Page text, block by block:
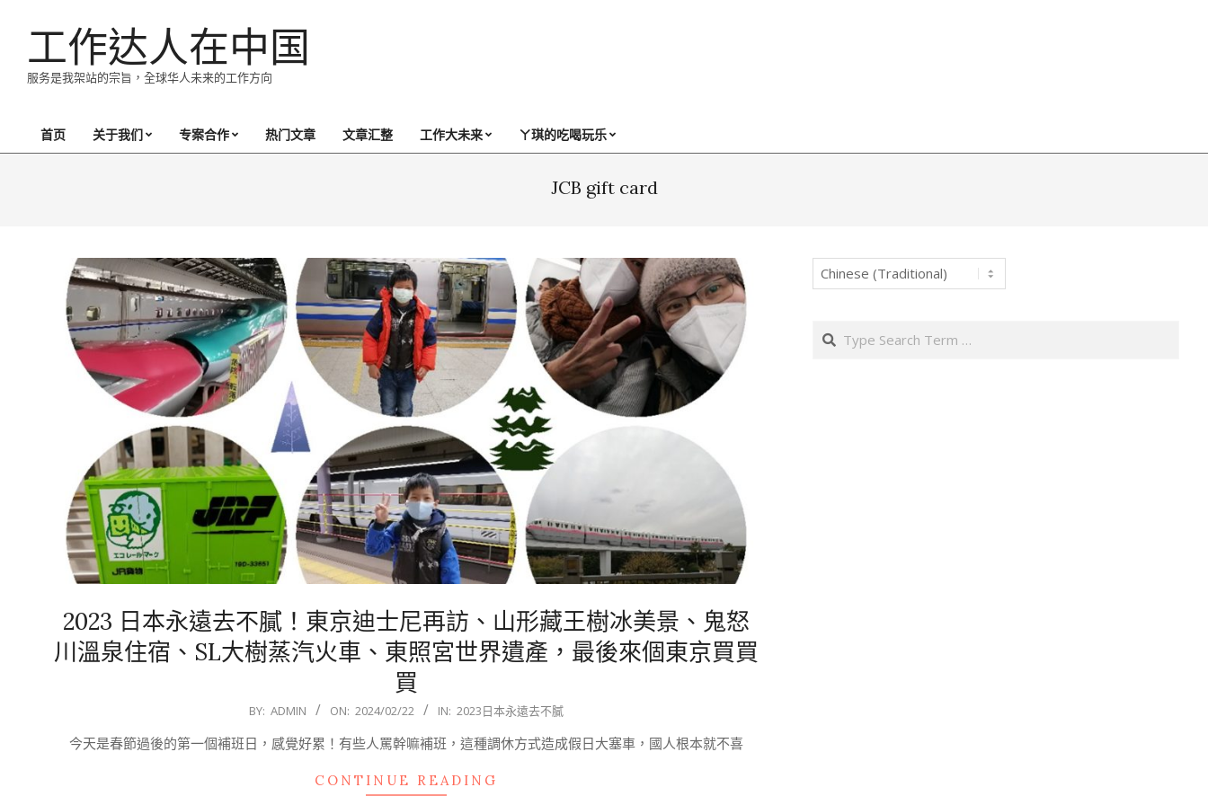
工作达人在中国
服务是我架站的宗旨，全球华人未来的工作方向
Primary
首页 关于我们 专案合作 热门文章 文章汇整 工作大未来 ㄚ琪的吃喝玩乐
JCB gift card
2023 日本永遠去不膩！東京迪士尼再訪、山形藏王樹冰美景、鬼怒
川溫泉住宿、SL大樹蒸汽火車、東照宮世界遺產，最後來個東京買買
買
BY: ADMIN ON: 2024/02/22 IN: 2023日本永遠去不膩
今天是春節過後的第一個補班日，感覺好累！有些人罵幹嘛補班，這種調休方式造成假日大塞車，國人根本就不喜
CONTINUE READING
Search